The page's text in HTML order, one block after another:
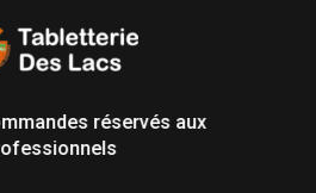
réservés aux